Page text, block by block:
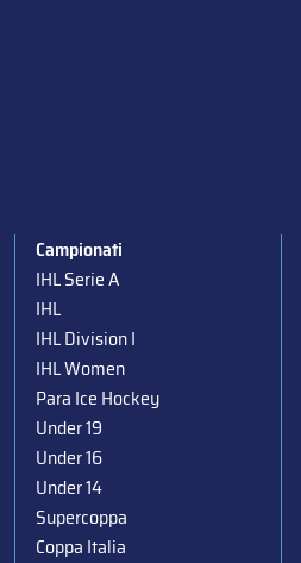
Campionati
IHL Serie A
IHL
IHL Division I
IHL Women
Para Ice Hockey
Under 19
Under 16
Under 14
Supercoppa
Coppa Italia